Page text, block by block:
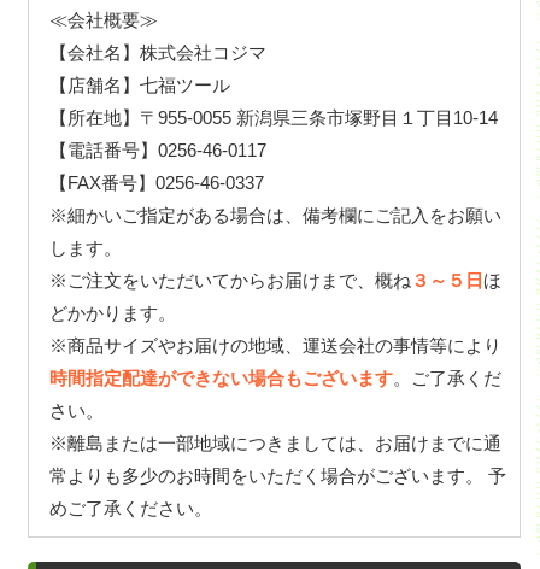
≪会社概要≫
【会社名】株式会社コジマ
【店舗名】七福ツール
【所在地】〒955-0055 新潟県三条市塚野目１丁目10-14
【電話番号】0256-46-0117
【FAX番号】0256-46-0337
※細かいご指定がある場合は、備考欄にご記入をお願い
します。
※ご注文をいただいてからお届けまで、概ね ３～５日ほ
どかかります。
※商品サイズやお届けの地域、運送会社の事情等により
時間指定配達ができない場合もございます。ご了承くだ
さい。
※離島または一部地域につきましては、お届けまでに通
常よりも多少のお時間をいただく場合がございます。 予
めご了承ください。